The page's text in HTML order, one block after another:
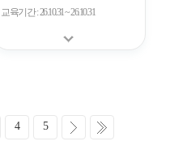
교육기간 26.10.31 ~ 26.10.31
4 5
다
마